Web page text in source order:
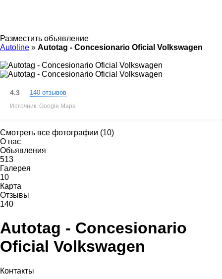
Разместить объявление
Autoline » Autotag - Concesionario Oficial Volkswagen
4.3 140 отзывов
Источник: Google Maps
Смотреть все фотографии (10)
О нас
Объявления
513
Галерея
10
Карта
Отзывы
140
Autotag - Concesionario
Oficial Volkswagen
Контакты